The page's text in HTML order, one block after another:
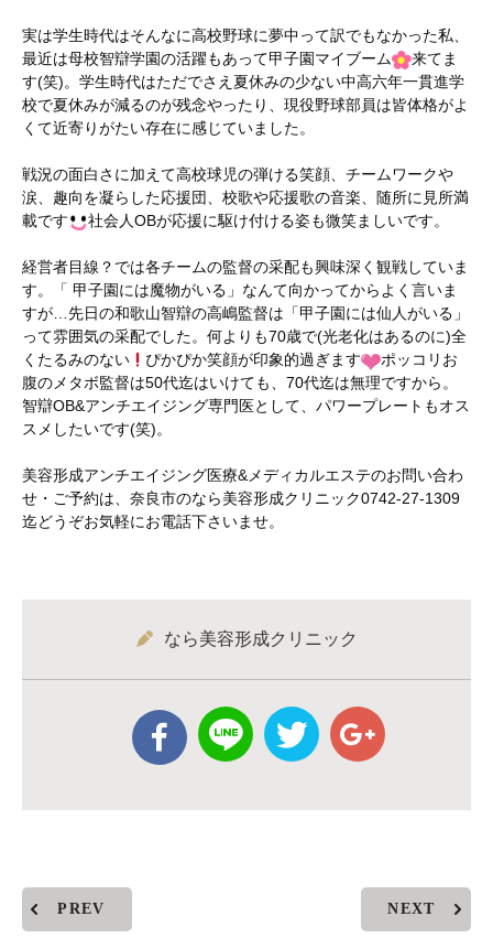
実は学生時代はそんなに高校野球に夢中って訳でもなかった私、
最近は母校智辯学園の活躍もあって甲子園マイブーム
来てま
す(笑)。学生時代はただでさえ夏休みの少ない中高六年一貫進学
校で夏休みが減るのが残念やったり、現役野球部員は皆体格がよ
くて近寄りがたい存在に感じていました。
戦況の面白さに加えて高校球児の弾ける笑顔、チームワークや
涙、趣向を凝らした応援団、校歌や応援歌の音楽、随所に見所満
載です
社会人OBが応援に駆け付ける姿も微笑ましいです。
経営者目線？では各チームの監督の采配も興味深く観戦していま
す。「 甲子園には魔物がいる」なんて向かってからよく言いま
すが…先日の和歌山智辯の高嶋監督は「甲子園には仙人がいる」
って雰囲気の采配でした。何よりも70歳で(光老化はあるのに)全
くたるみのない
ぴかぴか笑顔が印象的過ぎます
ポッコリお
腹のメタボ監督は50代迄はいけても、70代迄は無理ですから。
智辯OB&アンチエイジング専門医として、パワープレートもオス
スメしたいです(笑)。
美容形成アンチエイジング医療&メディカルエステのお問い合わ
せ・ご予約は、奈良市のなら美容形成クリニック0742-27-1309
迄どうぞお気軽にお電話下さいませ。
なら美容形成クリニック
PREV NEXT